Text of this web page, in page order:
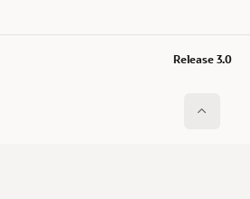
Release 3.0